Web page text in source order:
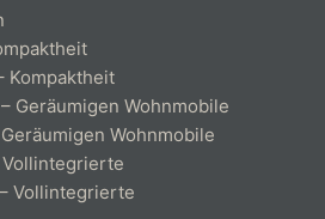
Kompaktheit
Geräumigen Wohnmobile
Wohnmobile
Vollintegrierte